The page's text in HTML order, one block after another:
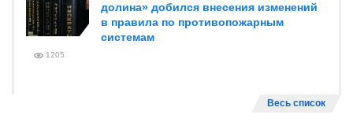
долина» добился внесения изменений
в правила по противопожарным
системам
1205
Весь список